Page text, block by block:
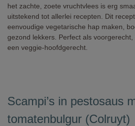
het zachte, zoete vruchtvlees is erg
uitstekend tot allerlei recepten. Dit
eenvoudige vegetarische hap maken,
gezond lekkers. Perfect als
een veggie-hoofdgerecht.
Scampi’s in pestosaus
tomatenbulgur (Colruyt)